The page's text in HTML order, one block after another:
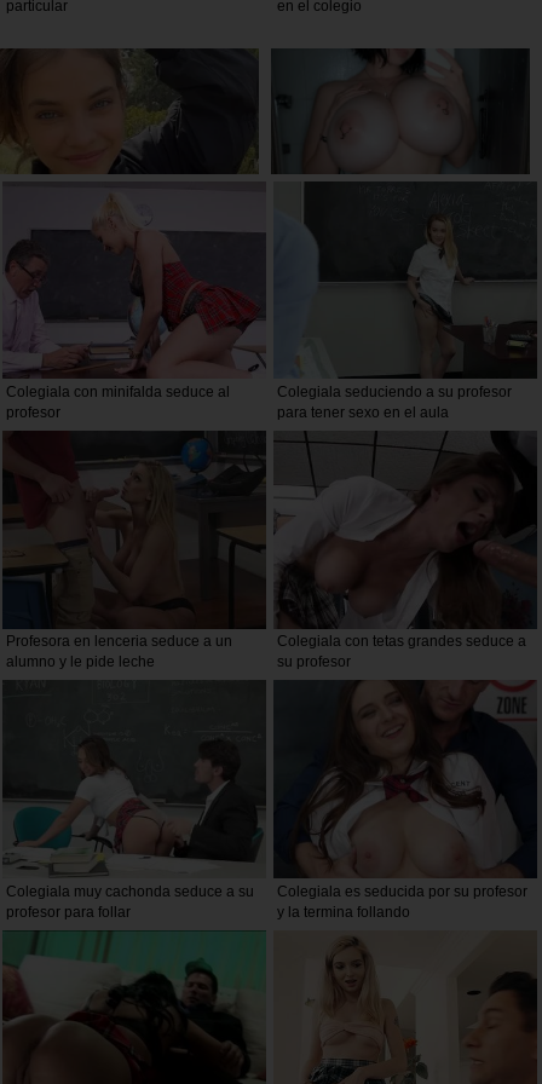
particular
en el colegio
Colegiala con minifalda seduce al
profesor
Colegiala seduciendo a su profesor
para tener sexo en el aula
Profesora en lenceria seduce a un
alumno y le pide leche
Colegiala con tetas grandes seduce a
su profesor
Colegiala muy cachonda seduce a su
profesor para follar
Colegiala es seducida por su profesor
y la termina follando